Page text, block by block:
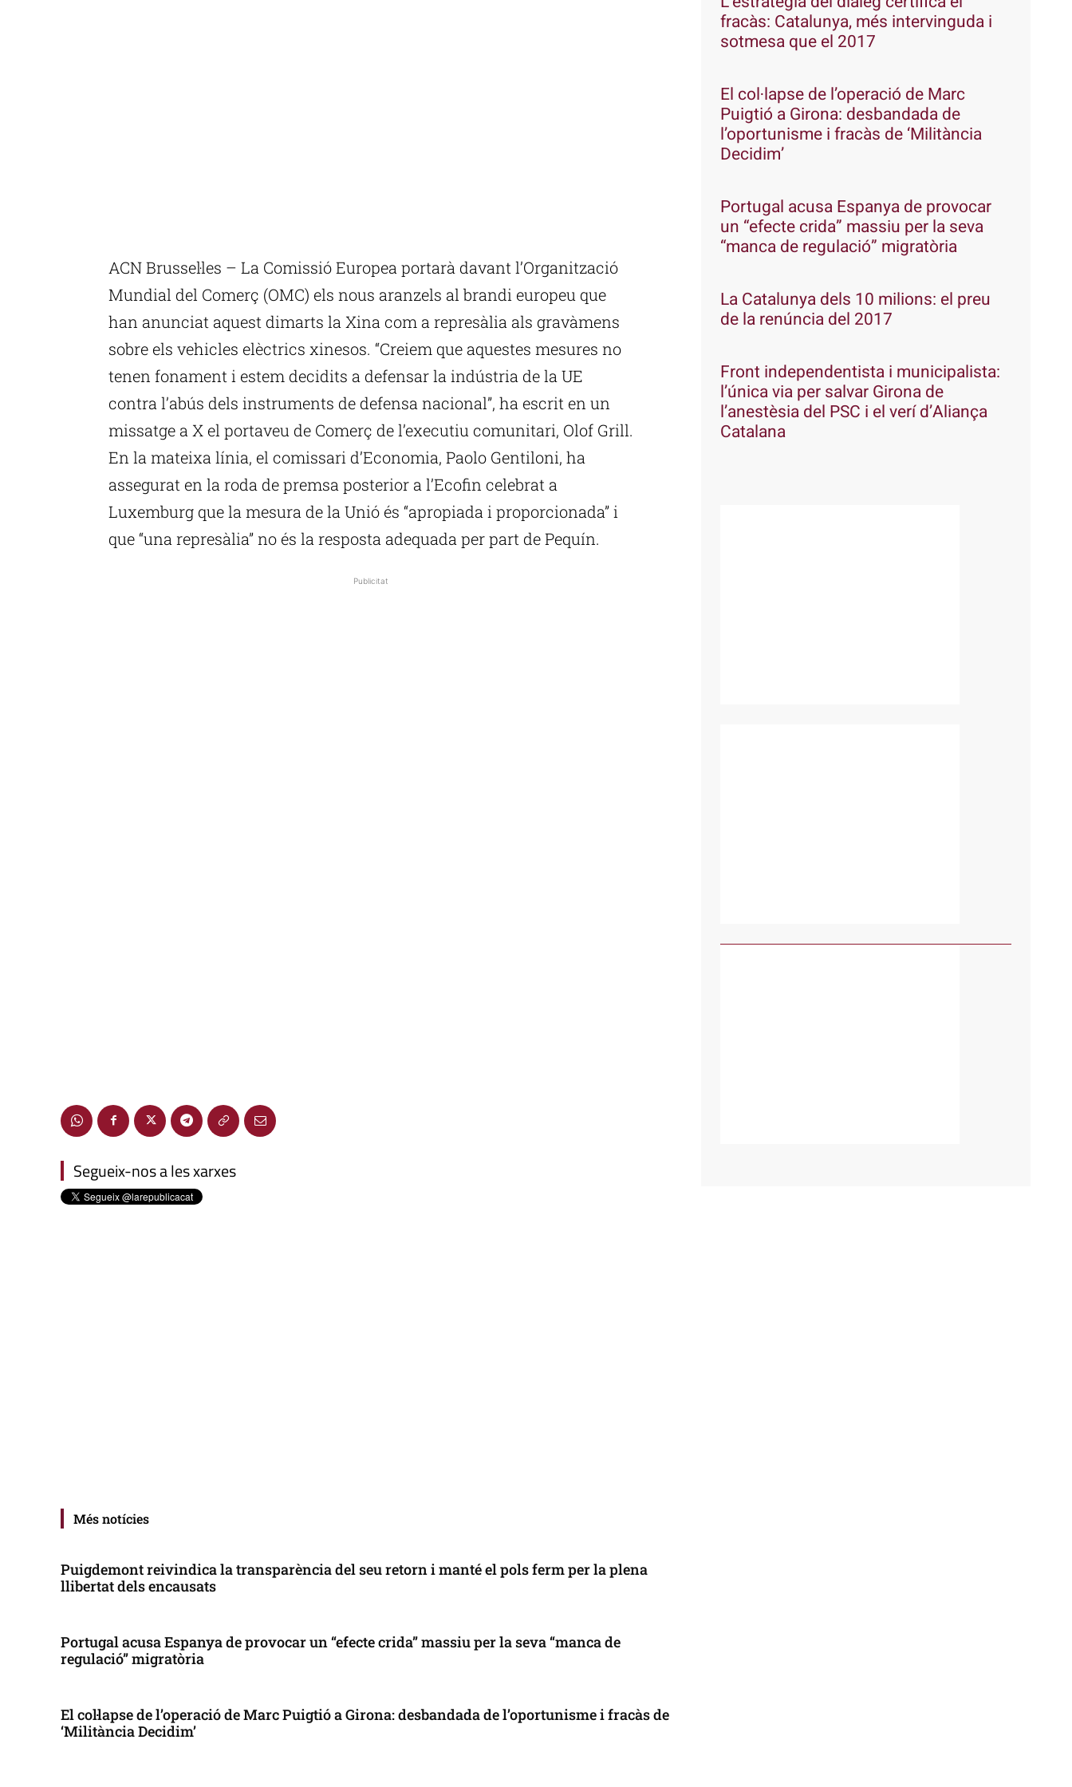
ACN Brussel·les – La Comissió Europea portarà davant l’Organització
Mundial del Comerç (OMC) els nous aranzels al brandi europeu que
han anunciat aquest dimarts la Xina com a represàlia als gravàmens
sobre els vehicles elèctrics xinesos. “Creiem que aquestes mesures no
tenen fonament i estem decidits a defensar la indústria de la UE
contra l’abús dels instruments de defensa nacional”, ha escrit en un
missatge a X el portaveu de Comerç de l’executiu comunitari, Olof Grill.
En la mateixa línia, el comissari d’Economia, Paolo Gentiloni, ha
assegurat en la roda de premsa posterior a l’Ecofin celebrat a
Luxemburg que la mesura de la Unió és “apropiada i proporcionada” i
que “una represàlia” no és la resposta adequada per part de Pequín.
Publicitat
Segueix-nos a les xarxes
Més notícies
Puigdemont reivindica la transparència del seu retorn i manté el pols ferm per la plena
llibertat dels encausats
Portugal acusa Espanya de provocar un “efecte crida” massiu per la seva “manca de
regulació” migratòria
El col·lapse de l’operació de Marc Puigtió a Girona: desbandada de l’oportunisme i fracàs de
‘Militància Decidim’
fracàs: Catalunya, més intervinguda i
sotmesa que el 2017
El col·lapse de l’operació de Marc
Puigtió a Girona: desbandada de
l’oportunisme i fracàs de ‘Militància
Decidim’
Portugal acusa Espanya de provocar
un “efecte crida” massiu per la seva
“manca de regulació” migratòria
La Catalunya dels 10 milions: el preu
de la renúncia del 2017
Front independentista i municipalista:
l’única via per salvar Girona de
l’anestèsia del PSC i el verí d’Aliança
Catalana